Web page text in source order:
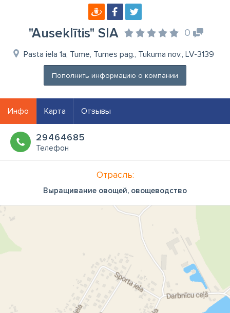
"Auseklītis" SIA 0
Pasta iela 1a, Tume, Tumes pag., Tukuma nov., LV-3139
Пополнить информацию о компании
Инфо Карта Отзывы
29464685
Телефон
Отрасль:
Выращивание овощей, овощеводство